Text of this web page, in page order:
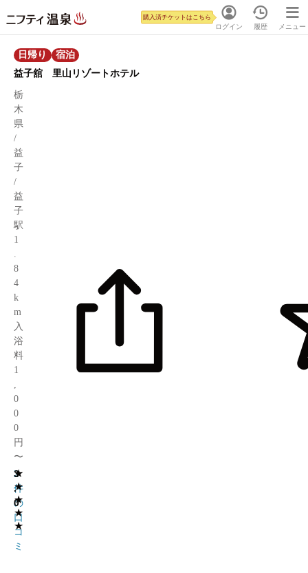
ログイン
購入済チケットはこちら
履歴 メニュー
日帰り
宿泊
益子舘 里山リゾートホテル
栃
木
県
/
益
子
/
益
子
駅
1
8
4
k
m
入
浴
料
1
0
0
0
円
〜
★
★
★
★
★
3
.
0
2
件
の
口
コ
ミ